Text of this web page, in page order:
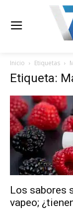
Inicio Etiquetas
Etiqueta:
Los sabores
vapeo;